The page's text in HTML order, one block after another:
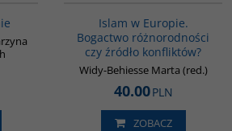
Islam w Europie.
Bogactwo różnorodności
czy źródło konfliktów?
Widy-Behiesse Marta (red.)
40.00PLN
ZOBACZ